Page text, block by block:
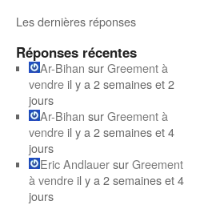
Les dernières réponses
Réponses récentes
Ar-Bihan surGreement à
vendre il y a 2 semaines et 2
jours
Ar-Bihan surGreement à
vendre il y a 2 semaines et 4
jours
Eric AndlauersurGreement
à vendre il y a 2 semaines et 4
jours